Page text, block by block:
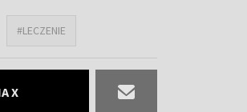
#LECZENIE
X